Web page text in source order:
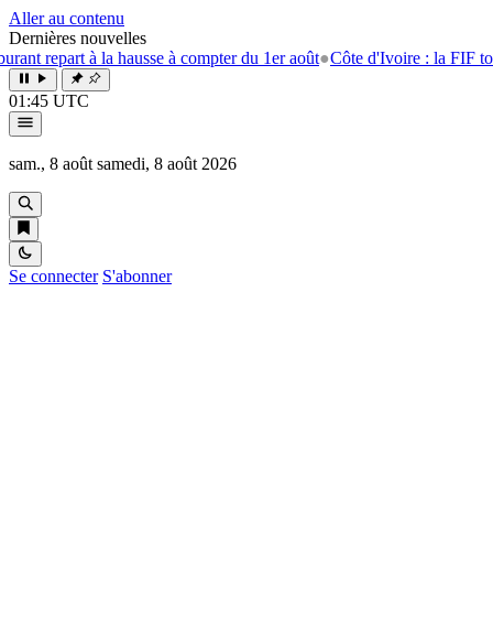
Aller au contenu
Dernières nouvelles
à la hausse à compter du 1er août●Côte d'Ivoire : la FIF tourne
01:45 UTC
sam., 8 août samedi, 8 août 2026
Se connecter S'abonner